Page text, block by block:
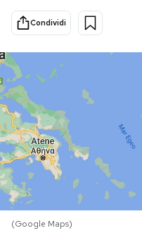
Tecnologia
Internet
Scienza
Cultura
Economia
Sport
PODCAST
NEWSLETTER
Condividi
(Google Maps)